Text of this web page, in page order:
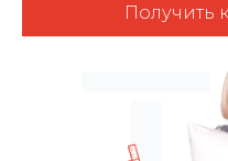
Получить